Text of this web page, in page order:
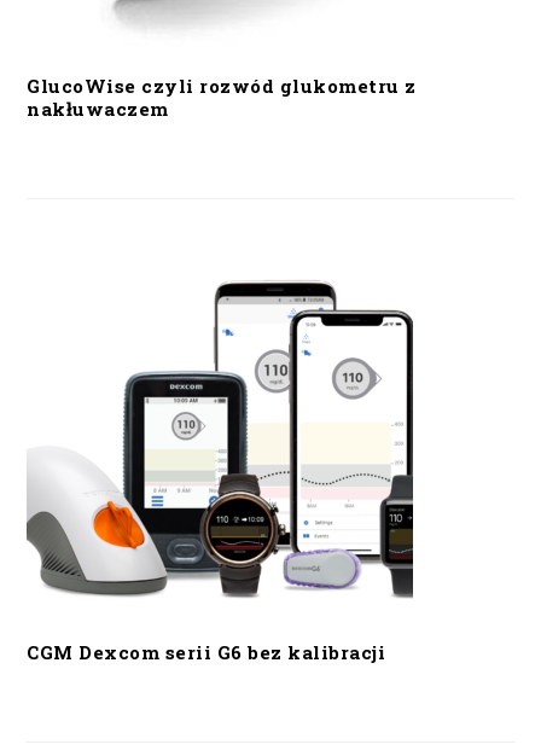
GlucoWise czyli rozwód glukometru z
nakłuwaczem
CGM Dexcom serii G6 bez kalibracji